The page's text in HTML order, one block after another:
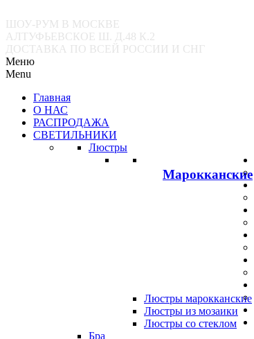
ШОУ-РУМ В МОСКВЕ
АЛТУФЬЕВСКОЕ Ш. Д.48 К.2
ДОСТАВКА ПО ВСЕЙ РОССИИ И СНГ
Меню
Menu
Главная
О НАС
РАСПРОДАЖА
СВЕТИЛЬНИКИ
Люстры
Марокканские
Люстры марокканские
Люстры из мозаики
Люстры со стеклом
Бра